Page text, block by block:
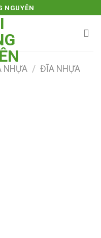
NGUYÊN
NHỰA / ĐĨA NHỰA